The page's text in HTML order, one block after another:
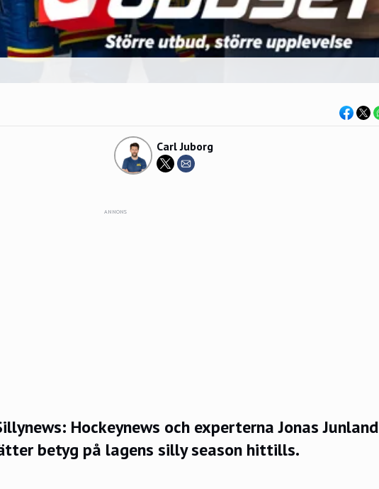
Carl Juborg
ANNONS
Hockeynews och experterna Jonas Junland
betyg på lagens silly season hittills.